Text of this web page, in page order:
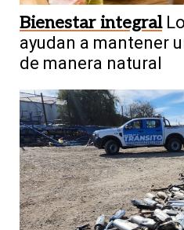
Bienestar integral
ayudan a mantener
de manera natural